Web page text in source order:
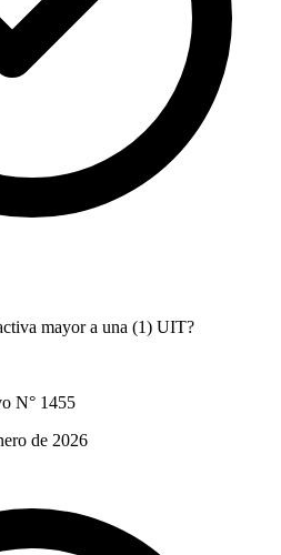
mayor a una (1) UIT?
N° 1455
de 2026